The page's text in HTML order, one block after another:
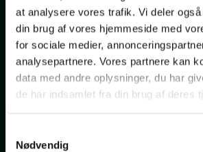
at analysere vores trafik. Vi deler
din brug af vores hjemmeside med
for sociale medier,
analysepartnere. Vores partnere kan
data med andre oplysninger, du har
de har indsamlet fra din brug af deres
Nødvendig